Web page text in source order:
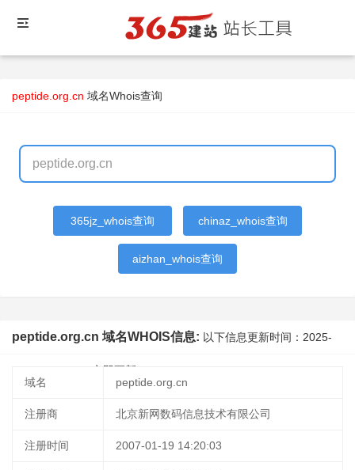
peptide.org.cn 域名Whois查询
365jz_whois查询 chinaz_whois查询
aizhan_whois查询
peptide.org.cn 域名WHOIS信息: 以下信息更新时间： 2025-
立即更新
域名
peptide.org.cn
注册商 北京新网数码信息技术有限公司
注册时间 2007-01-19 14:20:03